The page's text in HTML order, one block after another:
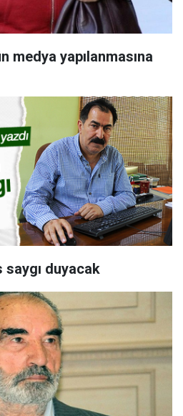
medya yapılanmasına
herkes saygı duyacak